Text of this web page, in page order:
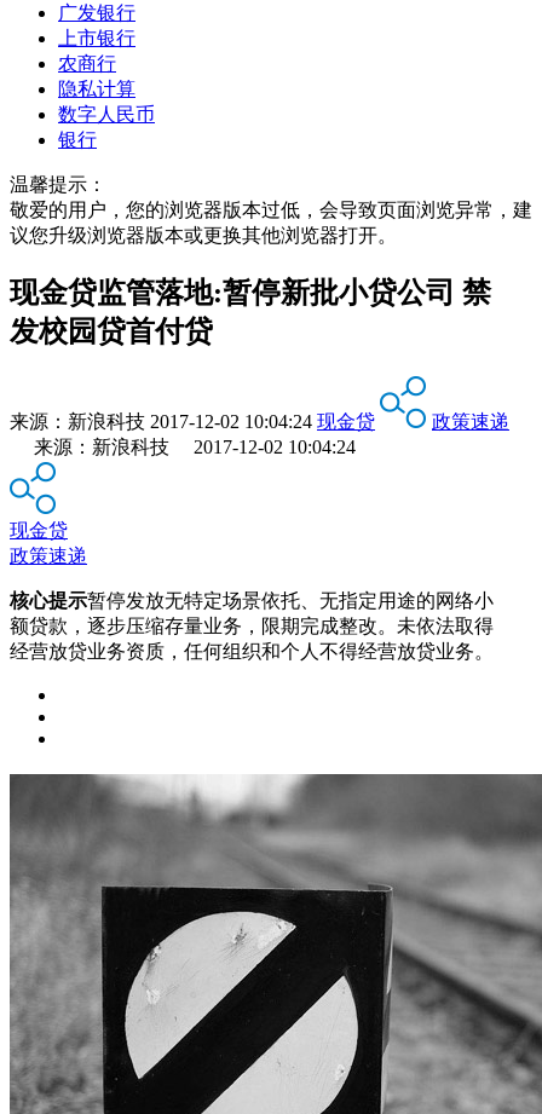
广发银行
上市银行
农商行
隐私计算
数字人民币
银行
温馨提示：
敬爱的用户，您的浏览器版本过低，会导致页面浏览异常，建
议您升级浏览器版本或更换其他浏览器打开。
现金贷监管落地:暂停新批小贷公司 禁
发校园贷首付贷
来源： 新浪科技 2017-12-02 10:04:24 现金贷
政策速递
来源：新浪科技 2017-12-02 10:04:24
现金贷
政策速递
核心提示暂停发放无特定场景依托、无指定用途的网络小
额贷款，逐步压缩存量业务，限期完成整改。未依法取得
经营放贷业务资质，任何组织和个人不得经营放贷业务。